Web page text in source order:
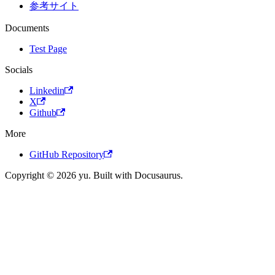
参考サイト
Documents
Test Page
Socials
Linkedin
X
Github
More
GitHub Repository
Copyright © 2026 yu. Built with Docusaurus.